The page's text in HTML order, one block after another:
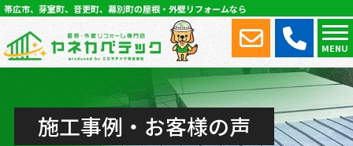
MENU
帯広市、芽室町、音更町、幕別町の屋根・外壁リフォームなら
施工事例・お客様の声